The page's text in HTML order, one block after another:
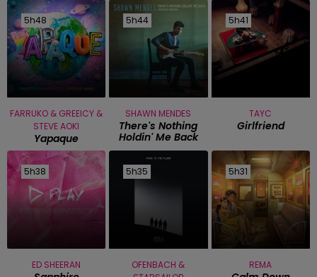
5h48
5h48
FARRUKO & GREEICY &
STEVE AOKI
Yapaque
5h44
5h44
SHAWN MENDES
There's Nothing
Holdin' Me Back
5h41
5h41
TAYC
Girlfriend
5h38
5h38
ED SHEERAN
5h35
5h35
OFENBACH &
5h31
5h31
REMA